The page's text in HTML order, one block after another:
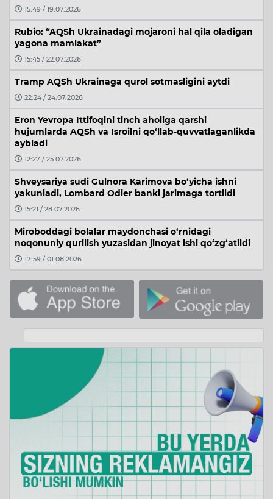
15:49 / 19.07.2026
Rubio: “AQSh Ukrainadagi mojaroni hal qila oladigan
yagona mamlakat”
15:45 / 22.07.2026
Tramp AQSh Ukrainaga qurol sotmasligini aytdi
22:24 / 24.07.2026
Eron Yevropa Ittifoqini tinch aholiga qarshi
hujumlarda AQSh va Isroilni qo‘llab-quvvatlaganlikda
aybladi
12:27 / 25.07.2026
Shveysariya sudi Gulnora Karimova bo‘yicha ishni
yakunladi, Lombard Odier banki jarimaga tortildi
15:21 / 28.07.2026
Miroboddagi bolalar maydonchasi o‘rnidagi
noqonuniy qurilish yuzasidan jinoyat ishi qo‘zg‘atildi
17:59 / 01.08.2026